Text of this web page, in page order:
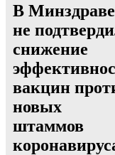
В Минздраве
не
снижение
вакцин
новых
штаммов